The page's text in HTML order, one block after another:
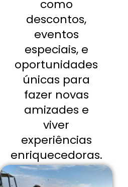
como
descontos,
eventos
especiais, e
oportunidades
únicas para
fazer novas
amizades e
viver
experiências
enriquecedoras.